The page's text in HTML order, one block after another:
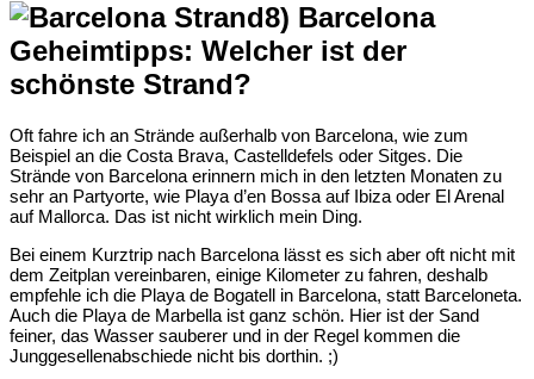
8) Barcelona
Geheimtipps: Welcher ist der
schönste Strand?
Oft fahre ich an Strände außerhalb von Barcelona, wie zum
Beispiel an die Costa Brava, Castelldefels oder Sitges. Die
Strände von Barcelona erinnern mich in den letzten Monaten zu
sehr an Partyorte, wie Playa d’en Bossa auf Ibiza oder El Arenal
auf Mallorca. Das ist nicht wirklich mein Ding.
Bei einem Kurztrip nach Barcelona lässt es sich aber oft nicht mit
dem Zeitplan vereinbaren, einige Kilometer zu fahren, deshalb
empfehle ich die Playa de Bogatell in Barcelona, statt Barceloneta.
Auch die Playa de Marbella ist ganz schön. Hier ist der Sand
feiner, das Wasser sauberer und in der Regel kommen die
Junggesellenabschiede nicht bis dorthin. ;)